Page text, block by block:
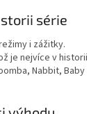
série
i zážitky.
je nejvíce v historii
Nabbit, Baby